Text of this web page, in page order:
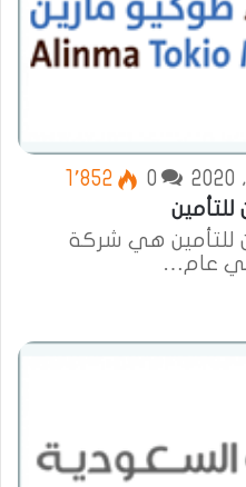
0
1٬852
للتأمين هي شركة
عام…